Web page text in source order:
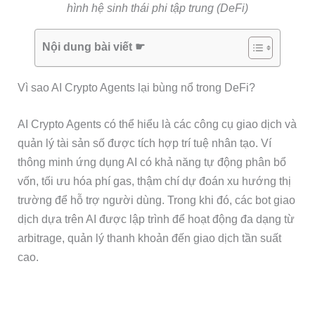
hình hệ sinh thái phi tập trung (DeFi)
Nội dung bài viết ☛
Vì sao AI Crypto Agents lại bùng nổ trong DeFi?
AI Crypto Agents có thể hiểu là các công cụ giao dịch và
quản lý tài sản số được tích hợp trí tuệ nhân tạo. Ví
thông minh ứng dụng AI có khả năng tự động phân bổ
vốn, tối ưu hóa phí gas, thậm chí dự đoán xu hướng thị
trường để hỗ trợ người dùng. Trong khi đó, các bot giao
dịch dựa trên AI được lập trình để hoạt động đa dạng từ
arbitrage, quản lý thanh khoản đến giao dịch tần suất
cao.